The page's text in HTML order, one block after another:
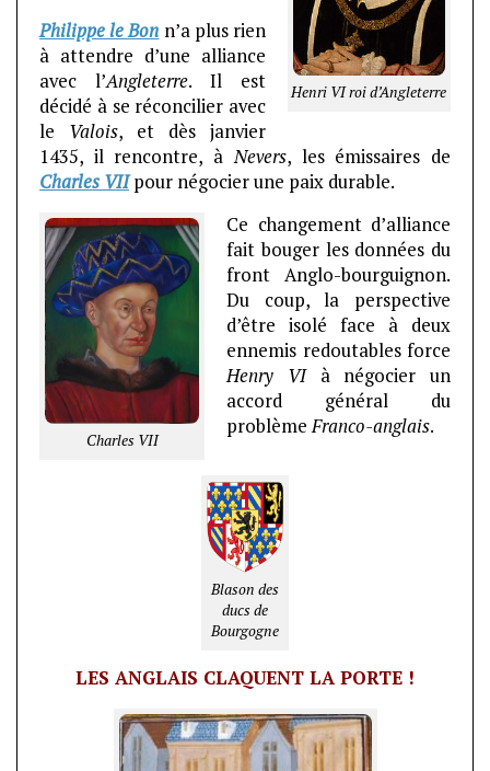
Henri VI roi d’Angleterre
Philippe le Bon n’a plus rien
à attendre d’une alliance
avec l’Angleterre. Il est
décidé à se réconcilier avec
le Valois, et dès janvier
1435, il rencontre, àNevers, les émissaires de
Charles VIIpour négocier une paix durable.
Charles VII
Ce changement d’alliance
fait bouger les données du
front Anglo-bourguignon.
Du coup, la perspective
d’être isolé face à deux
ennemis redoutables force
Henry VIà négocier un
accord général du
problèmeFranco-anglais.
Blason des
ducs de
Bourgogne
LES ANGLAIS CLAQUENT LA PORTE !